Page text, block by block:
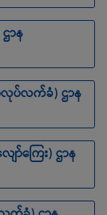
ာန
အလုပ်လက်ခံ) ဌာန
ော်ကြေး) ဌာန